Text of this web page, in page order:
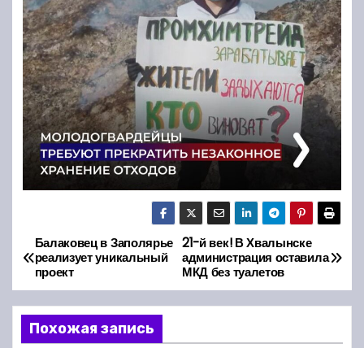
Н
а
в
21-й век! В Хвалынске
администрация оставила
МКД без туалетов
Балаковец в Заполярье
реализует уникальный
проект
Похожая запись